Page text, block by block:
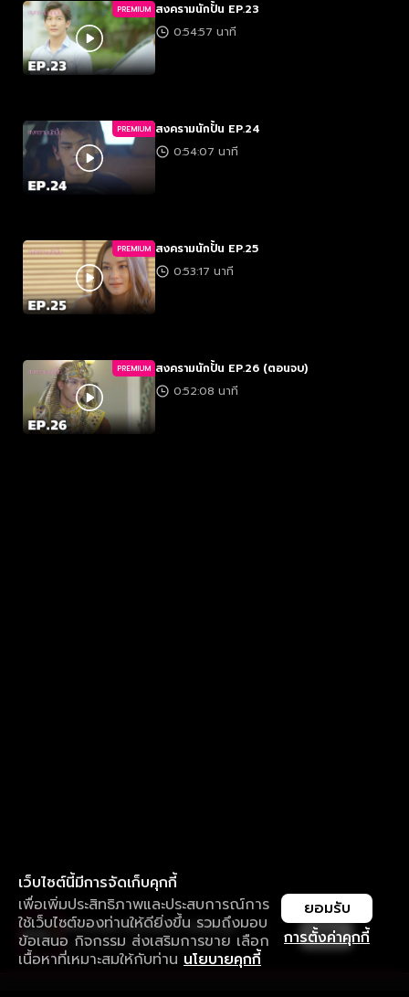
PREMIUM สงครามนักปั้น EP.23
0:54:57 นาที
PREMIUM สงครามนักปั้น EP.24
0:54:07 นาที
PREMIUM สงครามนักปั้น EP.25
0:53:17 นาที
PREMIUM สงครามนักปั้น EP.26 (ตอนจบ)
0:52:08 นาที
เว็บไซต์นี้มีการจัดเก็บคุกกี้
เพื่อเพิ่มประสิทธิภาพและประสบการณ์การ
ใช้เว็บไซต์ของท่านให้ดียิ่งขึ้น รวมถึงมอบ
ข้อเสนอ กิจกรรม ส่งเสริมการขาย เลือก
เนื้อหาที่เหมาะสมให้กับท่าน นโยบายคุกกี้
การตั้งค่าคุกกี้
ยอมรับ
ใช้งานแอป ลื่นไหลกว่า ไม่มีสะดุด
ดาวน์โหลดแอปเพื่อการรับชมที่ดีกว่า เปิด